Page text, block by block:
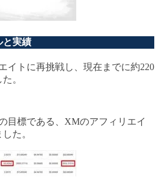
と実績
イトに再挑戦し、現在までに約220
。
目標である、XMのアフィリエイ
た。